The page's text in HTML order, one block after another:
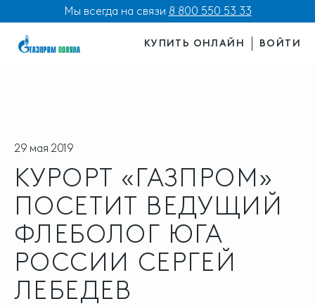
Мы всегда на связи 8 800 550 53 33
КУПИТЬ ОНЛАЙН ВОЙТИ
29 мая 2019
КУРОРТ «ГАЗПРОМ»
ПОСЕТИТ ВЕДУЩИЙ
ФЛЕБОЛОГ ЮГА
РОССИИ СЕРГЕЙ
ЛЕБЕДЕВ